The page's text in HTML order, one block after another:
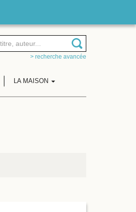
> recherche avancée
LA MAISON